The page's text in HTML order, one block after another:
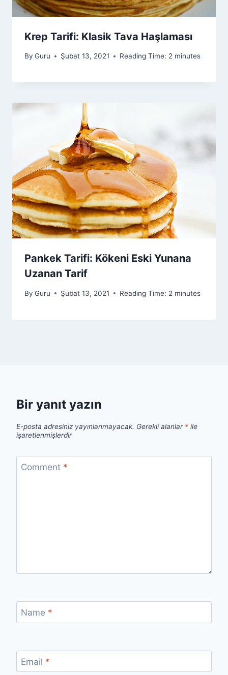
Krep Tarifi: Klasik Tava Haşlaması
By Guru Şubat 13, 2021 Reading Time: 2 minutes
Pankek Tarifi: Kökeni Eski Yunana
Uzanan Tarif
By Guru Şubat 13, 2021 Reading Time: 2 minutes
Bir yanıt yazın
E-posta adresiniz yayınlanmayacak. Gerekli alanlar * ile
işaretlenmişlerdir
Comment *
Name *
Email *